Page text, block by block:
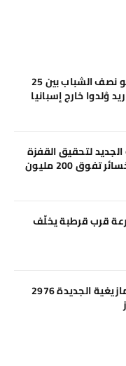
تحول ديموغرافي لافت: نحو نصف الشباب بين 25
لتحقيق القفزة
الاقتصادية لبرشلونة بعد خسائر تفوق 200 مليون
قرب قرطبة يخلّف
برشلونة تحتفل بالسنة الأمازيغية الجديدة 2976